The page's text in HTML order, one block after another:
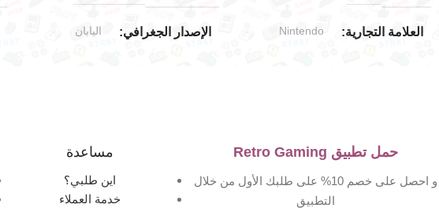
العلامة التجارية Nintendo الإصدار الجغرافي اليابان
مساعدة
اين طلبي؟
خدمة العملاء
حمل تطبيق Retro Gaming
و احصل على خصم 10% على طلبك الأول من خلال
التطبيق